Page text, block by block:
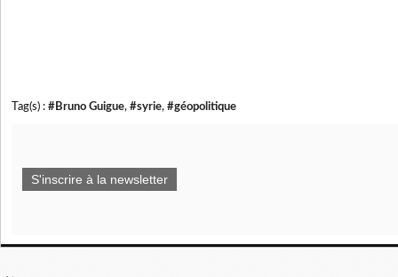
Tag(s) : #Bruno Guigue, #syrie, #géopolitique
S'inscrire à la newsletter